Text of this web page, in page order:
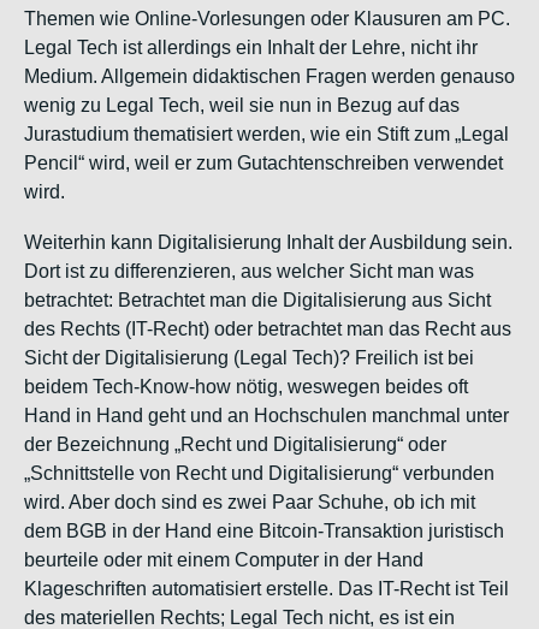
Themen wie Online-Vorlesungen oder Klausuren am PC.
Legal Tech ist allerdings ein Inhaltder Lehre, nichtihr
Medium. Allgemein didaktischen Fragen werden genauso
wenig zu Legal Tech, weil sie nun in Bezug auf das
Jurastudium thematisiert werden, wie ein Stift zum „Legal
Pencil“ wird, weil er zum Gutachtenschreiben verwendet
wird.
Weiterhin kann Digitalisierung Inhalt der Ausbildung sein.
Dort ist zu differenzieren, aus welcher Sicht man was
betrachtet: Betrachtet man die Digitalisierung aus Sicht
des Rechts (IT-Recht) oder betrachtet man das Rechtaus
Sicht der Digitalisierung (Legal Tech)? Freilich ist bei
beidem Tech-Know-how nötig, weswegen beides oft
Hand in Hand geht und an Hochschulen manchmal unter
der Bezeichnung „Recht und Digitalisierung“ oder
„Schnittstelle von Recht und Digitalisierung“ verbunden
wird. Aber doch sind es zwei Paar Schuhe, ob ich mit
dem BGB in der Hand eine Bitcoin-Transaktion juristisch
beurteile oder mit einem Computer in der Hand
Klageschriften automatisiert erstelle. Das IT-Recht ist Teil
des materiellen Rechts; Legal Tech nicht, es ist ein